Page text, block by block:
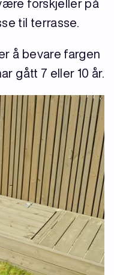
forskjeller på
til terrasse.
å bevare fargen
gått 7 eller 10 år.